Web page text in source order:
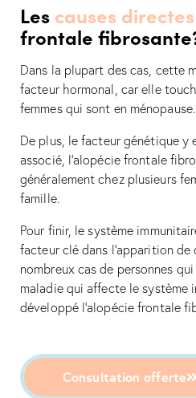
Les causes directes
frontale
Dans la plupart des cas, cette
facteur hormonal, car elle
femmes qui sont en ménopause.
De plus, le facteur génétique y
associé, l’alopécie frontale
généralement chez plusieurs
famille.
Pour finir, le système
facteur clé dans l’apparition
nombreux cas de personnes
maladie qui affecte le système
développé l’alopécie frontale
Consultation offerte